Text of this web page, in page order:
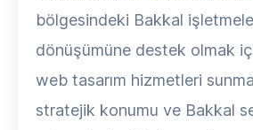
bölgesindeki Bakkal
dönüşümüne destek olmak
web tasarım hizmetleri
stratejik konumu ve Bakkal